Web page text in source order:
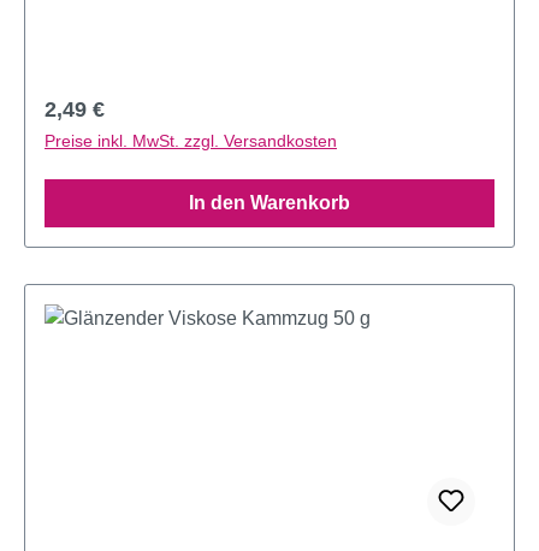
Regulärer Preis:
2,49 €
Preise inkl. MwSt. zzgl. Versandkosten
In den Warenkorb